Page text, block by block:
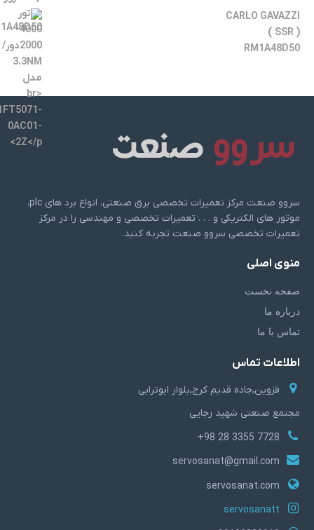
CARLO GAVAZZI
( SSR )
RM1A48D50
سروو صنعت مرکز تعمیرات تخصصی برق صنعتی، انواع برد های plc،
موتور های الکتریکی و . . . تعمیرات تخصصی و مهندسی را در مرکز
تعمیرات تخصصی سروو صنعت تجربه کنید.
منوی اصلی
صفحه نخست
درباره ما
تماس با ما
اطلاعات تماس
قزوین,جاده قدیم کرج,بلوار ابوترابی
مجتمع صنعتی شهید رجایی